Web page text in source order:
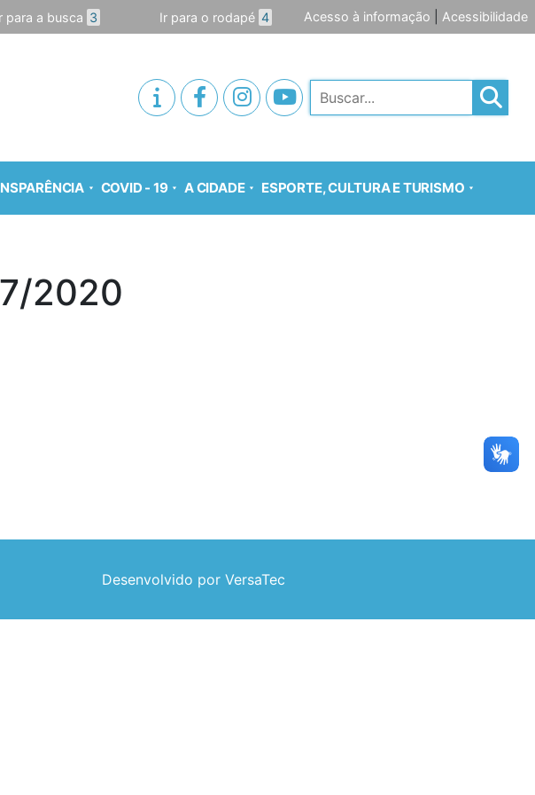
para a busca 3 Ir para o rodapé 4 Acesso à informação Acessibilidade
Pesquisar
COVID - 19 A CIDADE ESPORTE, CULTURA E TURISMO
2020
Desenvolvido por VersaTec